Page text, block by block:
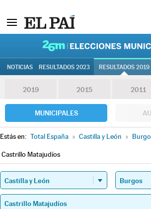
NOTICIAS RESULTADOS 2023 RESULTADOS 2019
2019 2015 2011
MUNICIPALES
Estás en: Total España » Castilla y León »
Castrillo Matajudíos